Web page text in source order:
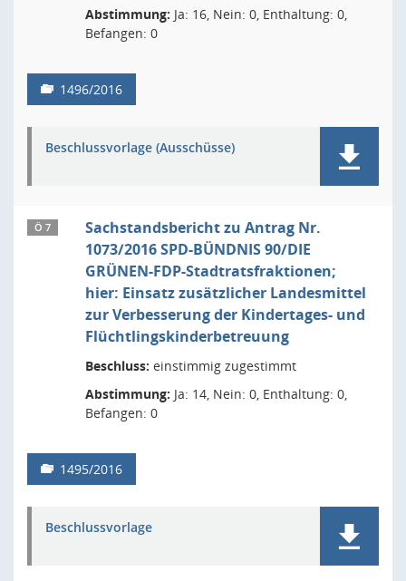
Abstimmung: Ja: 16, Nein: 0, Enthaltung: 0,
Befangen: 0
1496/2016
Beschlussvorlage (Ausschüsse)
Ö 7
Sachstandsbericht zu Antrag Nr.
1073/2016 SPD-BÜNDNIS 90/DIE
GRÜNEN-FDP-Stadtratsfraktionen;
hier: Einsatz zusätzlicher Landesmittel
zur Verbesserung der Kindertages- und
Flüchtlingskinderbetreuung
Beschluss: einstimmig zugestimmt
Abstimmung: Ja: 14, Nein: 0, Enthaltung: 0,
Befangen: 0
1495/2016
Beschlussvorlage